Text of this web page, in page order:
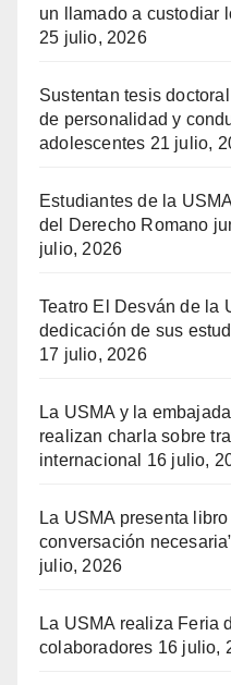
un llamado a custodiar
25 julio, 2026
Sustentan tesis
de personalidad y
adolescentes 21 julio,
Estudiantes de la
del Derecho Romano
julio, 2026
Teatro El Desván de la
dedicación de sus
17 julio, 2026
La USMA y la
realizan charla sobre
internacional
16 julio,
La USMA presenta
conversación
julio, 2026
La USMA realiza Feria
colaboradores 16 julio,